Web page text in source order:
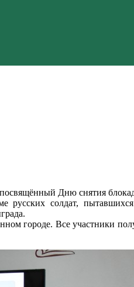
Дню снятия
русских солдат,
городе. Все участники